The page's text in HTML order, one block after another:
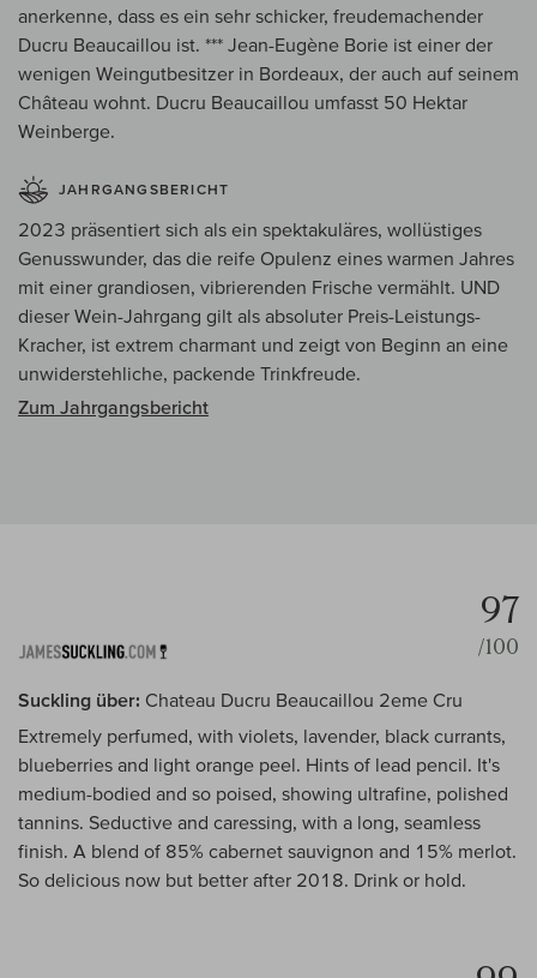
anerkenne, dass es ein sehr schicker, freudemachender
Ducru Beaucaillou ist. *** Jean-Eugène Borie ist einer der
wenigen Weingutbesitzer in Bordeaux, der auch auf seinem
Château wohnt. Ducru Beaucaillou umfasst 50 Hektar
Weinberge.
JAHRGANGSBERICHT
2023 präsentiert sich als ein spektakuläres, wollüstiges
Genusswunder, das die reife Opulenz eines warmen Jahres
mit einer grandiosen, vibrierenden Frische vermählt. UND
dieser Wein-Jahrgang gilt als absoluter Preis-Leistungs-
Kracher, ist extrem charmant und zeigt von Beginn an eine
unwiderstehliche, packende Trinkfreude.
Zum Jahrgangsbericht
97
/100
Suckling über: Chateau Ducru Beaucaillou 2eme Cru
Extremely perfumed, with violets, lavender, black currants,
blueberries and light orange peel. Hints of lead pencil. It's
medium-bodied and so poised, showing ultrafine, polished
tannins. Seductive and caressing, with a long, seamless
finish. A blend of 85% cabernet sauvignon and 15% merlot.
So delicious now but better after 2018. Drink or hold.